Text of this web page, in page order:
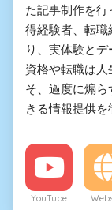
た記事制作を
得経験者、転職
り、実体験とデ
資格や転職は人
そ、過度に煽
きる情報提供を
YouTube